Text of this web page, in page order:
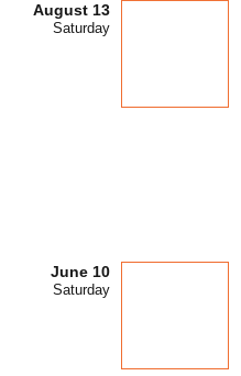
August 13
Saturday
June 10
Saturday